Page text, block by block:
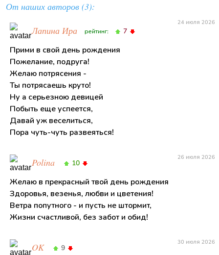
От наших авторов (3):
Лапина Ира рейтинг: 7
24 июля 2026
Прими в свой день рождения
Пожелание, подруга!
Желаю потрясения -
Ты потрясаешь круто!
Ну а серьезною девицей
Побыть еще успеется,
Давай уж веселиться,
Пора чуть-чуть развеяться!
Polina 10
26 июля 2026
Желаю в прекрасный твой день рождения
Здоровья, везенья, любви и цветения!
Ветра попутного - и пусть не штормит,
Жизни счастливой, без забот и обид!
OK 9
30 июля 2026